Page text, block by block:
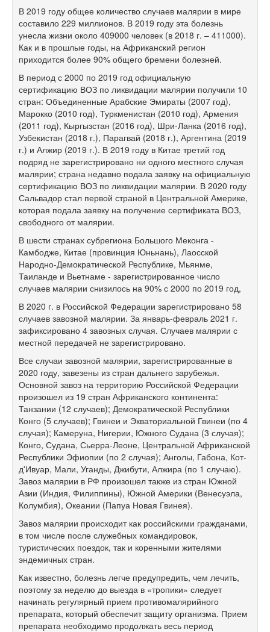
В 2019 году общее количество случаев малярии в мире
составило 229 миллионов. В 2019 году эта болезнь
унесла жизни около 409000 человек (в 2018 г. – 411000).
Как и в прошлые годы, на Африканский регион
приходится более 90% общего бремени болезней.
В период с 2000 по 2019 год официальную
сертификацию ВОЗ по ликвидации малярии получили 10
стран: Объединенные Арабские Эмираты (2007 год),
Марокко (2010 год), Туркменистан (2010 год), Армения
(2011 год), Кыргызстан (2016 год), Шри-Ланка (2016 год),
Узбекистан (2018 г.), Парагвай (2018 г.), Аргентина (2019
г.) и Алжир (2019 г.). В 2019 году в Китае третий год
подряд не зарегистрировано ни одного местного случая
малярии; страна недавно подала заявку на официальную
сертификацию ВОЗ по ликвидации малярии. В 2020 году
Сальвадор стал первой страной в Центральной Америке,
которая подала заявку на получение сертификата ВОЗ,
свободного от малярии.
В шести странах субрегиона Большого Меконга -
Камбодже, Китае (провинция Юньнань), Лаосской
Народно-Демократической Республике, Мьянме,
Таиланде и Вьетнаме - зарегистрированное число
случаев малярии снизилось на 90% с 2000 по 2019 год,
В 2020 г. в Российской Федерации зарегистрировано 58
случаев завозной малярии. За январь-февраль 2021 г.
зафиксировано 4 завозных случая. Случаев малярии с
местной передачей не зарегистрировано.
Все случаи завозной малярии, зарегистрированные в
2020 году, завезены из стран дальнего зарубежья.
Основной завоз на территорию Российской Федерации
произошел из 19 стран Африканского континента:
Танзании (12 случаев); Демократической Республики
Конго (5 случаев); Гвинеи и Экваториальной Гвинеи (по 4
случая); Камеруна, Нигерии, Южного Судана (3 случая);
Конго, Судана, Сьерра-Леоне, Центральной Африканской
Республики Эфиопии (по 2 случая); Анголы, Габона, Кот-
д'Ивуар, Мали, Уганды, Джибути, Алжира (по 1 случаю).
Завоз малярии в РФ произошел также из стран Южной
Азии (Индия, Филиппины), Южной Америки (Венесуэла,
Колумбия), Океании (Папуа Новая Гвинея).
Завоз малярии происходит как российскими гражданами,
в том числе после служебных командировок,
туристических поездок, так и коренными жителями
эндемичных стран.
Как известно, болезнь легче предупредить, чем лечить,
поэтому за неделю до выезда в «тропики» следует
начинать регулярный прием противомалярийного
препарата, который обеспечит защиту организма. Прием
препарата необходимо продолжать весь период